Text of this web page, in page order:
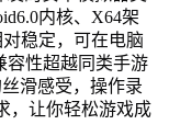
内核、X64架
稳定，可在电脑
容性超越同类手游
滑感受，操作录
，让你轻松游戏成